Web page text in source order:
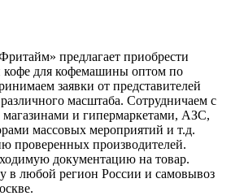
предлагает приобрести
кофе для кофемашины оптом по
заявки от представителей
масштаба. Сотрудничаем с
магазинами и гипермаркетами, АЗС,
массовых мероприятий и т.д.
проверенных производителей.
документацию на товар.
в любой регион России и самовывоз